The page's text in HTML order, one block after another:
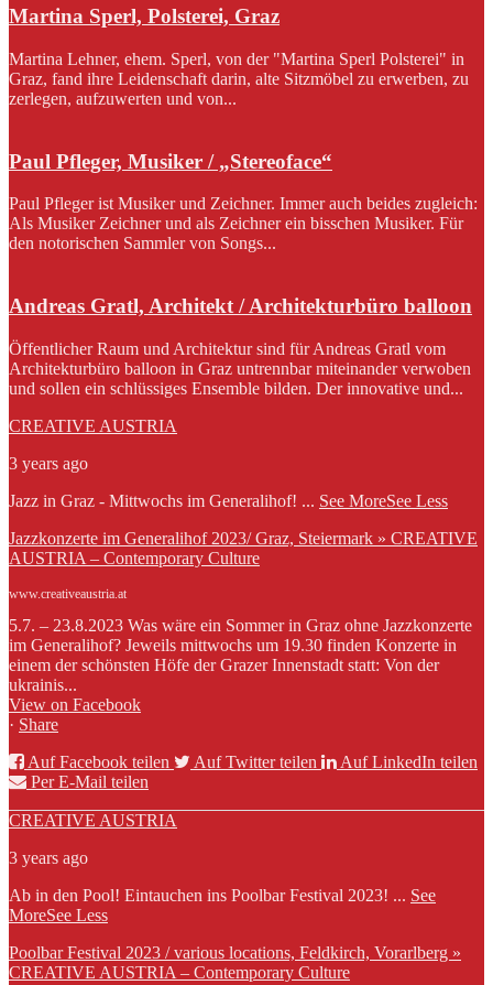
Martina Sperl, Polsterei, Graz
Martina Lehner, ehem. Sperl, von der "Martina Sperl Polsterei" in
Graz, fand ihre Leidenschaft darin, alte Sitzmöbel zu erwerben, zu
zerlegen, aufzuwerten und von...
Paul Pfleger, Musiker / „Stereoface“
Paul Pfleger ist Musiker und Zeichner. Immer auch beides zugleich:
Als Musiker Zeichner und als Zeichner ein bisschen Musiker. Für
den notorischen Sammler von Songs...
Andreas Gratl, Architekt / Architekturbüro balloon
Öffentlicher Raum und Architektur sind für Andreas Gratl vom
Architekturbüro balloon in Graz untrennbar miteinander verwoben
und sollen ein schlüssiges Ensemble bilden. Der innovative und...
CREATIVE AUSTRIA
3 years ago
Jazz in Graz - Mittwochs im Generalihof! ... See MoreSee Less
Jazzkonzerte im Generalihof 2023/ Graz, Steiermark » CREATIVE
AUSTRIA – Contemporary Culture
www.creativeaustria.at
5.7. – 23.8.2023 Was wäre ein Sommer in Graz ohne Jazzkonzerte
im Generalihof? Jeweils mittwochs um 19.30 finden Konzerte in
einem der schönsten Höfe der Grazer Innenstadt statt: Von der
ukrainis...
View on Facebook
· Share
Auf Facebook teilen
Auf Twitter teilen
Auf LinkedIn teilen
Per E-Mail teilen
CREATIVE AUSTRIA
3 years ago
Ab in den Pool! Eintauchen ins Poolbar Festival 2023! ... See
MoreSee Less
Poolbar Festival 2023 / various locations, Feldkirch, Vorarlberg »
CREATIVE AUSTRIA – Contemporary Culture